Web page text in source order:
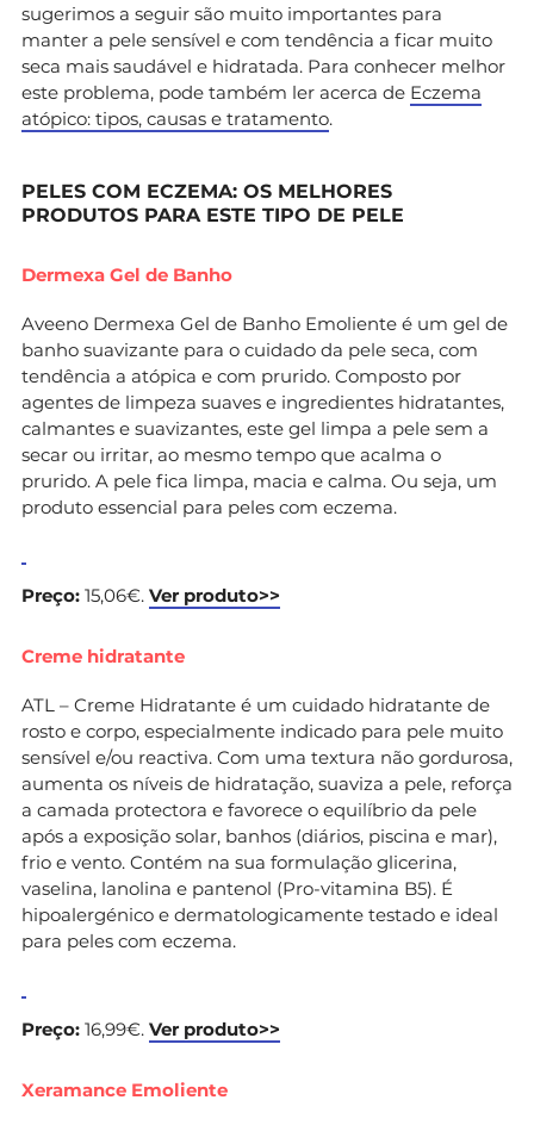
sugerimos a seguir são muito importantes para
manter a pele sensível e com tendência a ficar muito
seca mais saudável e hidratada. Para conhecer melhor
este problema, pode também ler acerca de Eczema
atópico: tipos, causas e tratamento.
PELES COM ECZEMA: OS MELHORES
PRODUTOS PARA ESTE TIPO DE PELE
Dermexa Gel de Banho
Aveeno Dermexa Gel de Banho Emoliente é um gel de
banho suavizante para o cuidado da pele seca, com
tendência a atópica e com prurido. Composto por
agentes de limpeza suaves e ingredientes hidratantes,
calmantes e suavizantes, este gel limpa a pele sem a
secar ou irritar, ao mesmo tempo que acalma o
prurido. A pele fica limpa, macia e calma. Ou seja, um
produto essencial para peles com eczema.
Preço: 15,06€. Ver produto>>
Creme hidratante
ATL – Creme Hidratante é um cuidado hidratante de
rosto e corpo, especialmente indicado para pele muito
sensível e/ou reactiva. Com uma textura não gordurosa,
aumenta os níveis de hidratação, suaviza a pele, reforça
a camada protectora e favorece o equilíbrio da pele
após a exposição solar, banhos (diários, piscina e mar),
frio e vento. Contém na sua formulação glicerina,
vaselina, lanolina e pantenol (Pro-vitamina B5). É
hipoalergénico e dermatologicamente testado e ideal
para peles com eczema.
Preço: 16,99€. Ver produto>>
Xeramance Emoliente